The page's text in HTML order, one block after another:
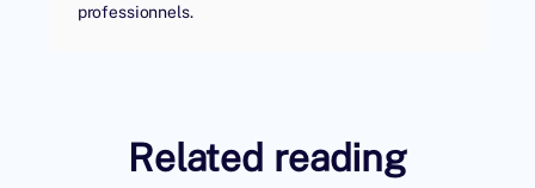
professionnels.
Related reading